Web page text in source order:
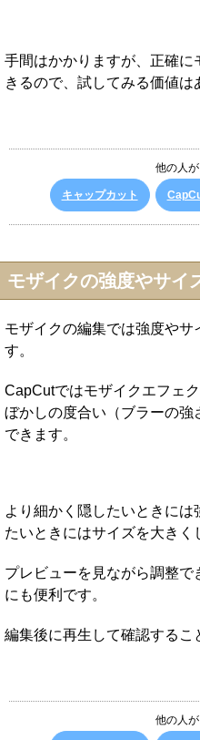
手間はかかりますが、正確
きるので、試してみる価値は
他の人
キャップカット
モザイクの強度やサイ
モザイクの編集では強度や
す。
CapCutではモザイクエフェ
ぼかしの度合い（ブラーの
できます。
より細かく隠したいときに
たいときにはサイズを大きく
プレビューを見ながら調整
にも便利です。
編集後に再生して確認するこ
他の人